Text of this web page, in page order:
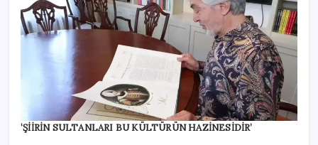
‘ŞİİRİN SULTANLARI BU KÜLTÜRÜN HAZİNESİDİR’